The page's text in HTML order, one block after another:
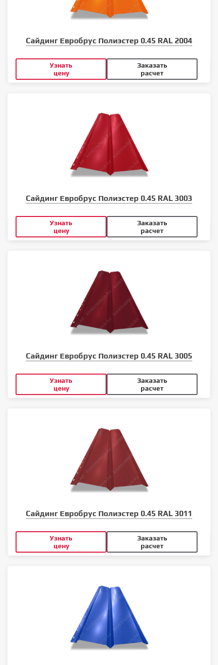
Сайдинг Евробрус Полиэстер 0.45 RAL 2004
Узнать
цену
Заказать
расчет
Сайдинг Евробрус Полиэстер 0.45 RAL 3003
Узнать
цену
Заказать
расчет
Сайдинг Евробрус Полиэстер 0.45 RAL 3005
Узнать
цену
Заказать
расчет
Сайдинг Евробрус Полиэстер 0.45 RAL 3011
Узнать
цену
Заказать
расчет